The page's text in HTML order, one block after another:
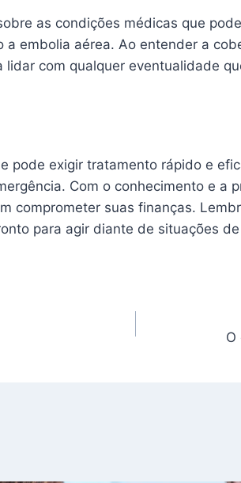
as condições médicas que
embolia aérea. Ao entender a
com qualquer eventualidade
pode exigir tratamento rápido e
Com o conhecimento e a
comprometer suas finanças.
para agir diante de situações
O